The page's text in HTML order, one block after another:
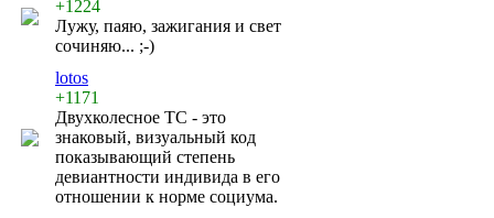
+1224
Лужу, паяю, зажигания и свет
сочиняю... ;-)
lotos
+1171
Двухколесное ТС - это
знаковый, визуальный код
показывающий степень
девиантности индивида в его
отношении к норме социума.